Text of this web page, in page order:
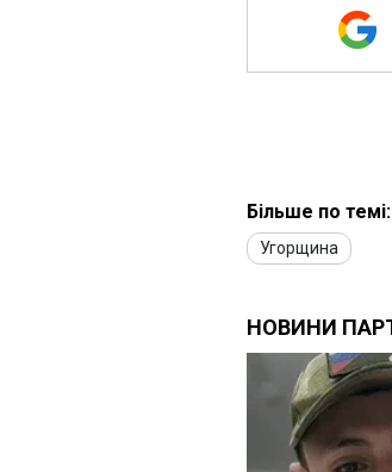
Більше по темі:
Угорщина